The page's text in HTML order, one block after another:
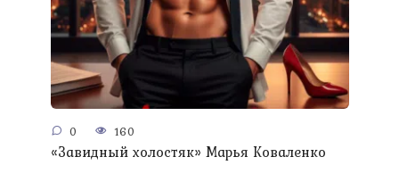
0 160
«Завидный холостяк» Марья Коваленко